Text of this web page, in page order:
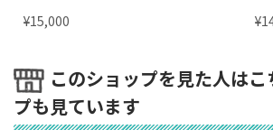
¥15,000 ¥
このショップを見た人は
プも見ています